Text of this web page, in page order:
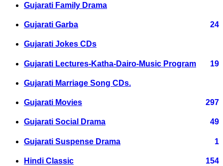
Gujarati Family Drama
Gujarati Garba 24
Gujarati Jokes CDs
Gujarati Lectures-Katha-Dairo-Music Program 19
Gujarati Marriage Song CDs.
Gujarati Movies 297
Gujarati Social Drama 49
Gujarati Suspense Drama 1
Hindi Classic 154